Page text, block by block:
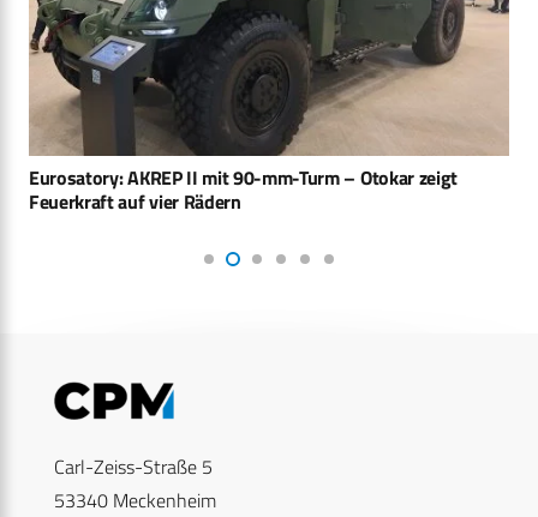
Eurosatory: AKREP II mit 90-mm-Turm – Otokar zeigt
Feuerkraft auf vier Rädern
Carl-Zeiss-Straße 5
53340 Meckenheim